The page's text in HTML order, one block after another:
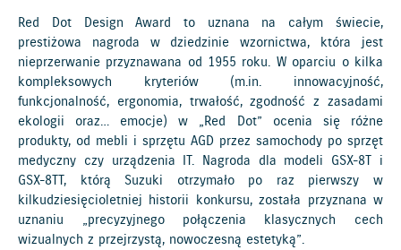
Red Dot Design Award to uznana na całym świecie,
prestiżowa nagroda w dziedzinie wzornictwa, która jest
nieprzerwanie przyznawana od 1955 roku. W oparciu o kilka
kompleksowych kryteriów (m.in. innowacyjność,
funkcjonalność, ergonomia, trwałość, zgodność z zasadami
ekologii oraz… emocje) w „Red Dot” ocenia się różne
produkty, od mebli i sprzętu AGD przez samochody po sprzęt
medyczny czy urządzenia IT. Nagroda dla modeli GSX-8T i
GSX-8TT, którą Suzuki otrzymało po raz pierwszy w
kilkudziesięcioletniej historii konkursu, została przyznana w
uznaniu „precyzyjnego połączenia klasycznych cech
wizualnych z przejrzystą, nowoczesną estetyką”.